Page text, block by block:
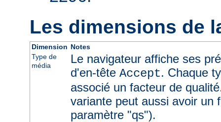
Les dimensions de
Dimension Notes
Type de
média
Le navigateur affiche ses
d'en-tête Accept. Chaque
associé un facteur de
variante peut aussi avoir un
paramètre "qs").